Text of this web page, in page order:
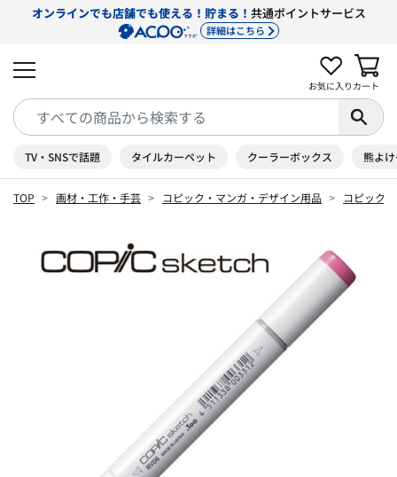
オンラインでも店舗でも使える！貯まる！ 共通ポイントサービス
詳細はこちら
お気に入り カート
TV・SNSで話題 タイルカーペット クーラーボックス 熊よ
TOP 画材・工作・手芸 コピック・マンガ・デザイン用品 コピック